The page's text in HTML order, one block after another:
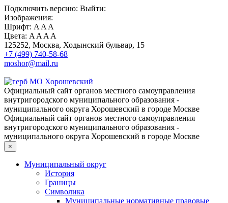
Подключить версию: Выйти:
Изображения:
Шрифт: A A A
Цвета: A A A A
125252, Москва, Ходынский бульвар, 15
+7 (499) 740-58-68
moshor@mail.ru
Официальный сайт органов местного самоуправления
внутригородского муниципального образования -
муниципального округа Хорошевский в городе Москве
Официальный сайт органов местного самоуправления
внутригородского муниципального образования -
муниципального округа Хорошевский в городе Москве
×
Муниципальный округ
История
Границы
Символика
Муниципальные нормативные правовые